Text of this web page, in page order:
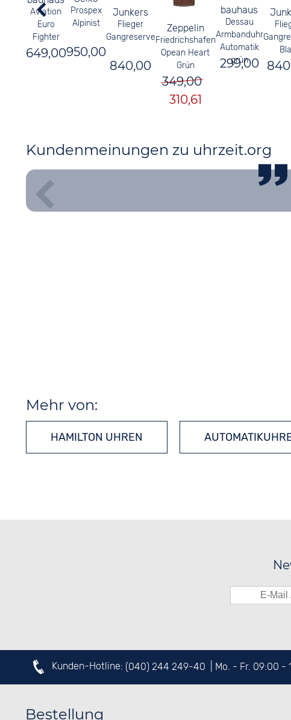
Aviation
Euro
Fighter
649,00
Prospex
Alpinist
950,00
Junkers
Flieger
Gangreserve
840,00
Zeppelin
Friedrichshafen
Opean Heart
Grün
349,00
310,61
bauhaus
Dessau
Armbanduhr
Automatik
grün
299,00
Kundenmeinungen zu uhrzeit.org
Mehr von:
HAMILTON UHREN
Kunden-Hotline: (040) 244 249-40 | Mo. - Fr. 09:00 -
Bestellung